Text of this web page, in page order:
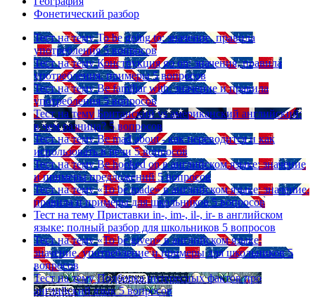
Фонетический разбор
Тест на тему To be going to: значение, правила
употребления 5 вопросов
Тест на тему Конструкция go on: значения, правила
употребления, примеры 5 вопросов
Тест на тему Be familiar with: значение и правила
употребления 5 вопросов
Тест на тему Британский vs американский английский:
в чем разница? 5 вопросов
Тест на тему Be mad about - как переводится и как
использовать в речи 5 вопросов
Тест на тему Be hooked on в английском языке: значение
и примеры предложений 5 вопросов
Тест на тему «To be made» в английском языке: значение,
правила и примеры для школьников 5 вопросов
Тест на тему Приставки in-, im-, il-, ir- в английском
языке: полный разбор для школьников 5 вопросов
Тест на тему «To be given» в английском языке:
значение, употребление и примеры для школьников 5
вопросов
Тест на тему Подборка интересных фактов про
английский язык 5 вопросов